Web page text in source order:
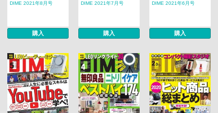
DIME 2021年8月号
購入
DIME 2021年7月号
購入
DIME 2021年6月号
購入